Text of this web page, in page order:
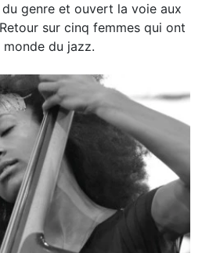
genre et ouvert la voie aux
sur cinq femmes qui ont
du jazz.